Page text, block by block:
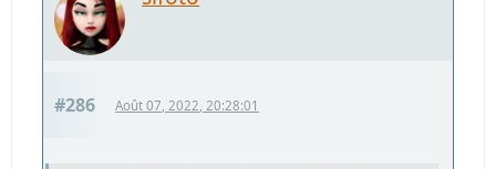
#286 Août 07, 2022, 20:28:01